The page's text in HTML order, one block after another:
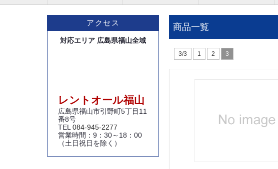
アクセス
対応エリア 広島県福山全域
レントオール福山
広島県福山市引野町5丁目11
番8号
TEL 084-945-2277
営業時間：9：30～18：00
（土日祝日を除く）
商品一覧
3/3 1 2 3